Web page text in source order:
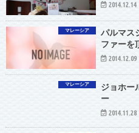
2014.12.14
マレーシア
パルマス
ファーを
2014.12.09
マレーシア
ジョホー
ー
2014.11.28